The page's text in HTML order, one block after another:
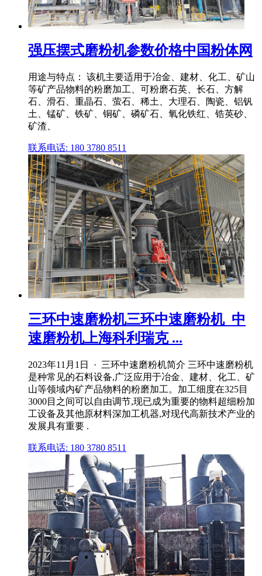
强压摆式磨粉机参数价格中国粉体网
用途与特点： 该机主要适用于冶金、建材、化工、矿山
等矿产品物料的粉磨加工、可粉磨石英、长石、方解
石、滑石、重晶石、萤石、稀土、大理石、陶瓷、铝钒
土、锰矿、铁矿、铜矿、磷矿石、氧化铁红、锆英砂、
矿渣、
联系电话: 180 3780 8511
三环中速磨粉机三环中速磨粉机_中
速磨粉机上海科利瑞克 ...
2023年11月1日 · 三环中速磨粉机简介 三环中速磨粉机
是种常见的石料设备,广泛应用于冶金、建材、化工、矿
山等领域内矿产品物料的粉磨加工。加工细度在325目
3000目之间可以自由调节,现已成为重要的物料超细粉加
工设备及其他原材料深加工机器,对现代高新技术产业的
发展具有重要 .
联系电话: 180 3780 8511